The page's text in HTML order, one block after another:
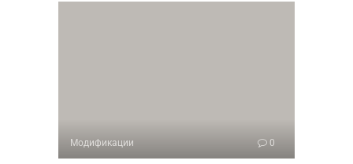
Модификации 0